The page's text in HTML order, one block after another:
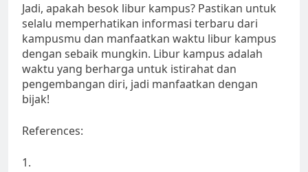
Jadi, apakah besok libur kampus? Pastikan untuk
selalu memperhatikan informasi terbaru dari
kampusmu dan manfaatkan waktu libur kampus
dengan sebaik mungkin. Libur kampus adalah
waktu yang berharga untuk istirahat dan
pengembangan diri, jadi manfaatkan dengan
bijak!
References:
1.